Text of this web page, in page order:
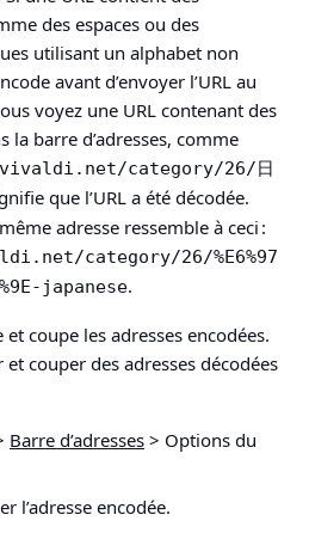
des espaces ou des
utilisant un alphabet non
avant d’envoyer l’URL au
voyez une URL contenant des
la barre d’adresses, comme
category/26/日
que l’URL a été décodée.
adresse ressemble à ceci :
category/26/%E6%97
japanese.
coupe les adresses encodées.
couper des adresses décodées
Barre d’adresses > Options du
l’adresse encodée.